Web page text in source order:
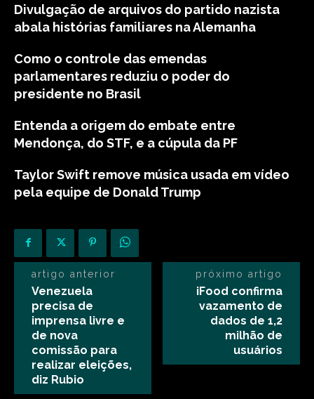
Divulgação de arquivos do partido nazista
abala histórias familiares na Alemanha
Como o controle das emendas
parlamentares reduziu o poder do
presidente no Brasil
Entenda a origem do embate entre
Mendonça, do STF, e a cúpula da PF
Taylor Swift remove música usada em vídeo
pela equipe de Donald Trump
artigo anterior
Venezuela
precisa de
imprensa livre e
de nova
comissão para
realizar eleições,
diz Rubio
próximo artigo
iFood confirma
vazamento de
dados de 1,2
milhão de
usuários